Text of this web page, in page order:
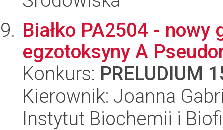
Białko PA2504 -
egzotoksyny A
Konkurs: PRELUDIUM
Kierownik: Joanna
Instytut Biochemii i